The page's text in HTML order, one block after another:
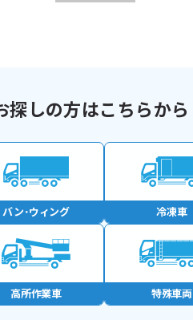
探しの方はこちらから
バン･ウィング 冷凍車
高所作業車 特殊車両